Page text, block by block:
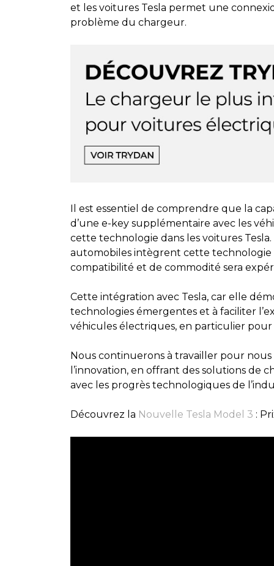
et les voitures Tesla permet une
problème du chargeur.
Il est essentiel de comprendre que la
d’une e-key supplémentaire avec les
cette technologie dans les voitures
automobiles intègrent cette technologie
compatibilité et de commodité sera
Cette intégration avec Tesla, car elle
technologies émergentes et à faciliter
véhicules électriques, en particulier pour
Nous continuerons à travailler pour
l’innovation, en offrant des solutions de
avec les progrès technologiques de
Découvrez la Nouvelle Tesla Model 3 :